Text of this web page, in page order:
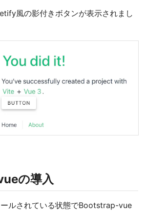
風の影付きボタンが表示されまし
の導入
ルされている状態でBootstrap-vue